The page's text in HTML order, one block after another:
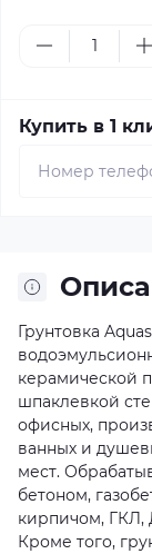
Купить в 1
Грунтовка
керамической
шпаклевкой
офисных,
ванных и
мест.
бетоном,
кирпичом, ГКЛ,
Кроме того,